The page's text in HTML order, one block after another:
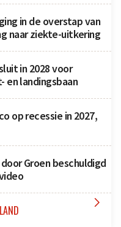
in de overstap van
naar ziekte-uitkering
in 2028 voor
en landingsbaan
op recessie in 2027,
Groen beschuldigd
